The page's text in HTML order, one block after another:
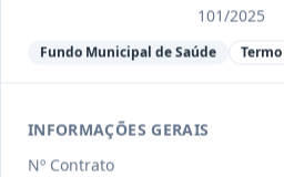
Termo
contrato a
101/2025
Fundo Municipal de Saúde
INFORMAÇÕES GERAIS
Nº Contrato